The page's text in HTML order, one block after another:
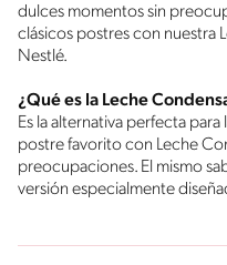
dulces momentos sin
clásicos postres con nuestra
Nestlé.
¿Qué es la Leche
Es la alternativa perfecta
postre favorito con Leche
preocupaciones. El mismo
versión especialmente